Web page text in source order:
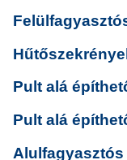
Pult alá
Pult alá